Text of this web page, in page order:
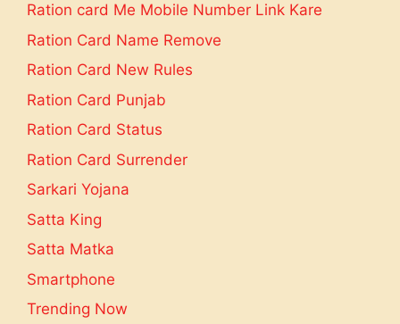
Ration card Me Mobile Number Link Kare
Ration Card Name Remove
Ration Card New Rules
Ration Card Punjab
Ration Card Status
Ration Card Surrender
Sarkari Yojana
Satta King
Satta Matka
Smartphone
Trending Now